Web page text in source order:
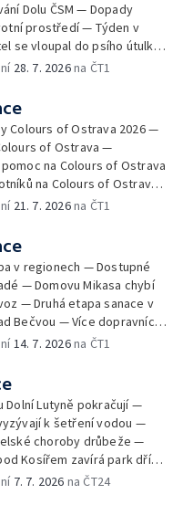
Dolu ČSM — Dopady
prostředí — Týden v
se vloupal do psího útulku
výcvik středoškoláků
28. 7. 2026na ČT1
Colours of Ostrava 2026 —
of Ostrava —
na Colours of Ostrava
na Colours of Ostrava
— Umění v době umělé
21. 7. 2026na ČT1
v regionech — Dostupné
— Domovu Mikasa chybí
— Druhá etapa sanace v
Bečvou — Více dopravních
v sítích — Žně v Česku
14. 7. 2026na ČT1
Dolní Lutyně pokračují —
k šetření vodou —
choroby drůbeže —
Kosířem zavírá park dříve
sezóna v MS kraji
7. 7. 2026 na ČT24